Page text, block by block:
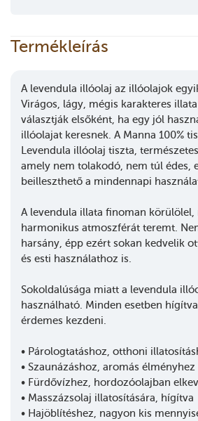
Termékleírás
A levendula illóolaj az illóolajok
Virágos, lágy, mégis karakteres
választják elsőként, ha egy jól
illóolajat keresnek. A Manna 100%
Levendula illóolaj tiszta,
amely nem tolakodó, nem túl édes,
beilleszthető a mindennapi
A levendula illata finoman körülölel,
harmonikus atmoszférát teremt.
harsány, épp ezért sokan kedvelik
és esti használathoz is.
Sokoldalúsága miatt a levendula
használható. Minden esetben
érdemes kezdeni.
• Párologtatáshoz, otthoni
• Szaunázáshoz, aromás élményhez
• Fürdővízhez, hordozóolajban
• Masszázsolaj illatosítására, hígítva
• Hajöblítéshez, nagyon kis